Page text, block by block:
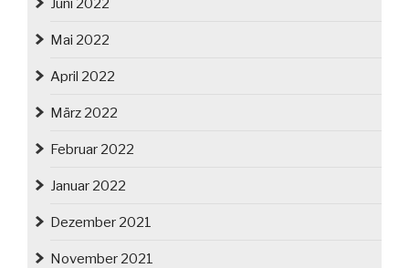
Mai 2022
April 2022
März 2022
Februar 2022
Januar 2022
Dezember 2021
November 2021